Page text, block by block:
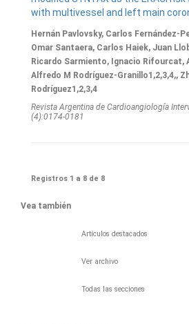
with multivessel and left main
Hernán Pavlovsky, Carlos Fernández-
Omar Santaera, Carlos Haiek, Juan
Ricardo Sarmiento, Ignacio Rifourcat,
Alfredo M Rodríguez-Granillo1,2,3,4,,
Rodríguez1,2,3,4
Revista Argentina de Cardioangiologí­a
(4):0174-0181
Registros 1 a 8 de 8
Vea también
Artículos destacados
Ver archivo
Todas las secciones